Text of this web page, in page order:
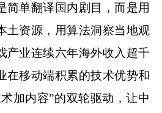
简单翻译国内剧目，而是用
土资源，用算法洞察当地观
产业连续六年海外收入超千
在移动端积累的技术优势和
加内容”的双轮驱动，让中